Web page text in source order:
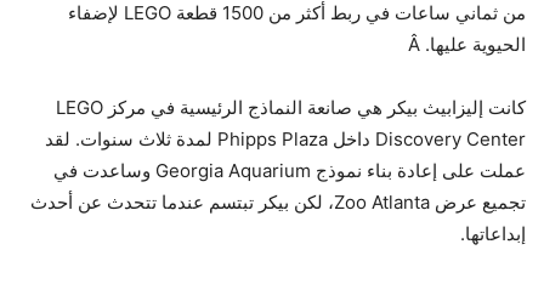
من ثماني ساعات في ربط أكثر من 1500 قطعة LEGO لإضفاء
الحيوية عليها. Â
كانت إليزابيث بيكر هي صانعة النماذج الرئيسية في مركز LEGO
Discovery Center داخل Phipps Plaza لمدة ثلاث سنوات. لقد
عملت على إعادة بناء نموذج Georgia Aquarium وساعدت في
تجميع عرض Zoo Atlanta، لكن بيكر تبتسم عندما تتحدث عن أحدث
إبداعاتها.